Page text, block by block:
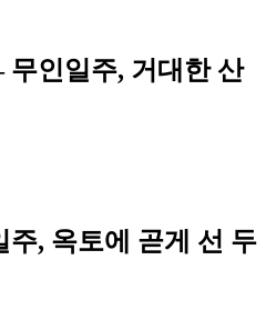
인일주, 거대한 산
, 옥토에 곧게 선 두